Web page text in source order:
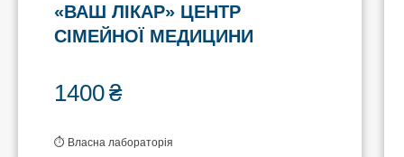
«ВАШ ЛІКАР» ЦЕНТР
СІМЕЙНОЇ МЕДИЦИНИ
1400₴
⏱ Власна лабораторія